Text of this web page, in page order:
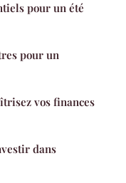
pour un été
pour un
vos finances
dans